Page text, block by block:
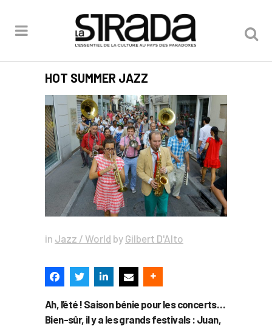
HOT SUMMER JAZZ
in Jazz / World by Gilbert D'Alto
Ah, l’été ! Saison bénie pour les concerts…
Bien-sûr, il y a les grands festivals : Juan,